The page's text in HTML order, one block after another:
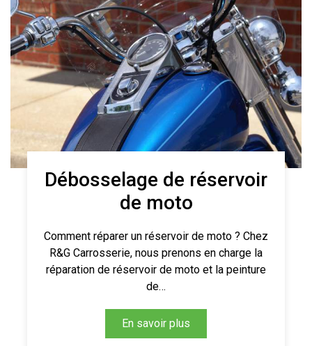
Débosselage de réservoir
de moto
Comment réparer un réservoir de moto ? Chez
R&G Carrosserie, nous prenons en charge la
réparation de réservoir de moto et la peinture
de…
En savoir plus